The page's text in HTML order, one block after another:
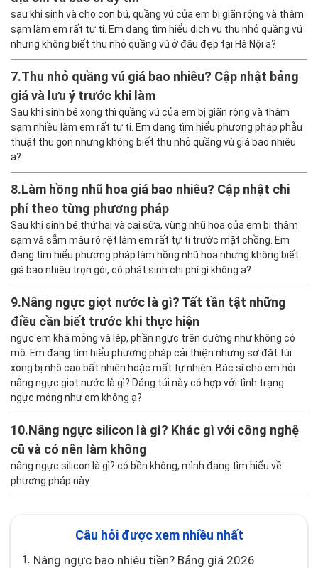
sau khi sinh và cho con bú, quầng vú của em bị giãn rộng và thâm
sạm làm em rất tự ti. Em đang tìm hiểu dịch vụ thu nhỏ quầng vú
nhưng không biết thu nhỏ quầng vú ở đâu đẹp tại Hà Nội ạ?
7.Thu nhỏ quầng vú giá bao nhiêu? Cập nhật bảng
giá và lưu ý trước khi làm
Sau khi sinh bé xong thì quầng vú của em bị giãn rộng và thâm
sạm nhiều làm em rất tự ti. Em đang tìm hiểu phương pháp phẫu
thuật thu gọn nhưng không biết thu nhỏ quầng vú giá bao nhiêu
ạ?
8.Làm hồng nhũ hoa giá bao nhiêu? Cập nhật chi
phí theo từng phương pháp
Sau khi sinh bé thứ hai và cai sữa, vùng nhũ hoa của em bị thâm
sạm và sẫm màu rõ rệt làm em rất tự ti trước mặt chồng. Em
đang tìm hiểu phương pháp làm hồng nhũ hoa nhưng không biết
giá bao nhiêu trọn gói, có phát sinh chi phí gì không ạ?
9.Nâng ngực giọt nước là gì? Tất tần tật những
điều cần biết trước khi thực hiện
ngực em khá mỏng và lép, phần ngực trên dường như không có
mô. Em đang tìm hiểu phương pháp cải thiện nhưng sợ đặt túi
xong bị nhô cao bất nhiên hoặc mất tự nhiên. Bác sĩ cho em hỏi
nâng ngực giọt nước là gì? Dáng túi này có hợp với tình trạng
ngực mỏng như em không ạ?
10.Nâng ngực silicon là gì? Khác gì với công nghệ
cũ và có nên làm không
nâng ngực silicon là gì? có bền không, mình đang tìm hiểu về
phương pháp này
Câu hỏi được xem nhiều nhất
1. Nâng ngực bao nhiêu tiền? Bảng giá 2026